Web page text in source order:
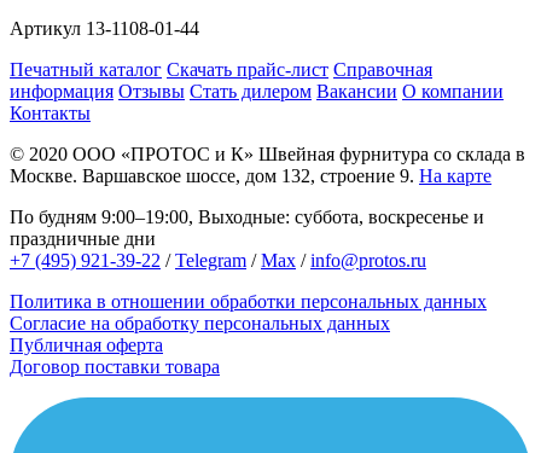
Артикул 13-1108-01-44
Печатный каталог Скачать прайс-лист Справочная
информация Отзывы Стать дилером Вакансии О компании
Контакты
© 2020 ООО «ПРОТОС и К» Швейная фурнитура со склада в
Москве. Варшавское шоссе, дом 132, строение 9. На карте
По будням 9:00–19:00, Выходные: суббота, воскресенье и
праздничные дни
+7 (495) 921-39-22 /Telegram /Max /info@protos.ru
Политика в отношении обработки персональных данных
Согласие на обработку персональных данных
Публичная оферта
Договор поставки товара